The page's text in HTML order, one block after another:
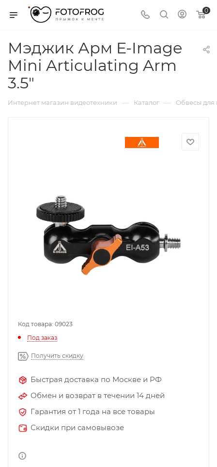
0
Мэджик Арм E-Image
Mini Articulating Arm
3.5"
Интернет магазин видеотехники — Каталог — Обвесы для
Код товара: 09023
Под заказ
Получить скидку
Быстрая доставка по Москве и РФ
Обмен и возврат в течении 14 дней
Гарантия от 1 года на все товары
Скидки при самовывозе